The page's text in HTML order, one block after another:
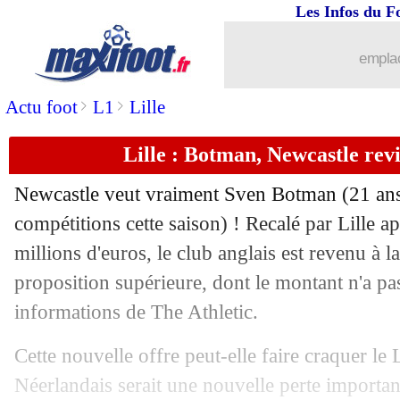
Actu foot> L1 > Lille
Les Infos du
Lille : Botman, Newcastle
Newcastle veut vraiment Sven Botman (21
compétitions cette saison) ! Recalé par Lille
millions d'euros, le club anglais est revenu à
proposition supérieure, dont le montant n'a
informations de The Athletic.
Cette nouvelle offre peut-elle faire craquer le
Néerlandais serait une nouvelle perte
Milan : le 9 maudit, Giroud ironise
07/01 Atletico: Griezmann a rechuté
07/01 The Best: les trois finalistes dévoilés
07/01 Nantes: Pallois discute prolongation
ASSE : Dupraz fait le point pour
07/01 Lyon: Bosz se prononce sur le
Everton : Benitez confirme pour